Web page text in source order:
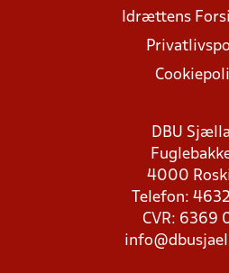
Idrættens
DBU
4000
Telefon:
CVR: 6369